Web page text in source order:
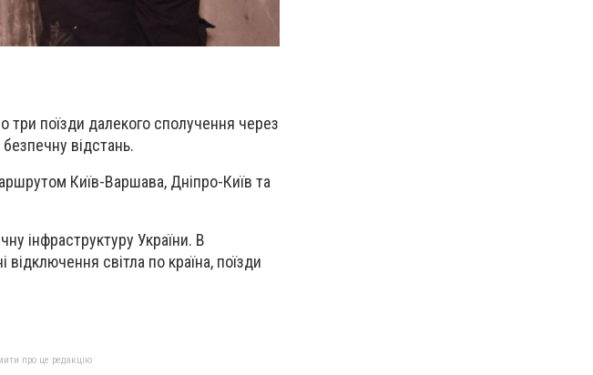
поїзди далекого сполучення через
відстань.
Київ-Варшава, Дніпро-Київ та
інфраструктуру України. В
світла по країна, поїзди
про це редакцію